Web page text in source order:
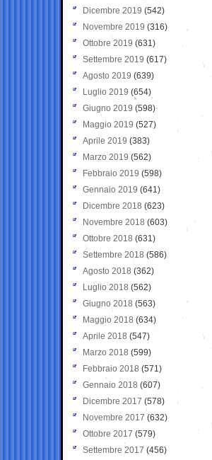
Dicembre 2019 (542)
Novembre 2019 (316)
Ottobre 2019 (631)
Settembre 2019 (617)
Agosto 2019 (639)
Luglio 2019 (654)
Giugno 2019 (598)
Maggio 2019 (527)
Aprile 2019 (383)
Marzo 2019 (562)
Febbraio 2019 (598)
Gennaio 2019 (641)
Dicembre 2018 (623)
Novembre 2018 (603)
Ottobre 2018 (631)
Settembre 2018 (586)
Agosto 2018 (362)
Luglio 2018 (562)
Giugno 2018 (563)
Maggio 2018 (634)
Aprile 2018 (547)
Marzo 2018 (599)
Febbraio 2018 (571)
Gennaio 2018 (607)
Dicembre 2017 (578)
Novembre 2017 (632)
Ottobre 2017 (579)
Settembre 2017 (456)